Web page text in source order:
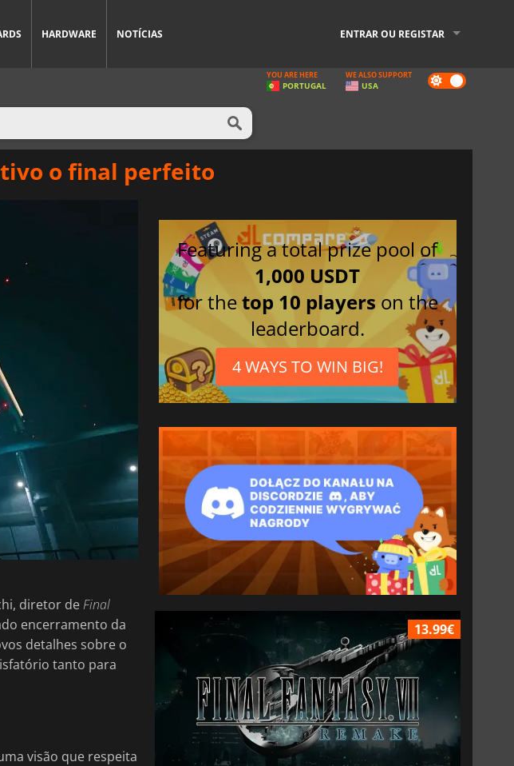
HARDWARE NOTÍCIAS ENTRAR OU REGISTAR
Dark
mode
YOU ARE HERE
PORTUGAL
WE ALSO SUPPORT
USA
o final perfeito
diretor deFinal
encerramento da
detalhes sobre o
tanto para
visão que respeita
Featuring a total prize pool of
1,000 USDT
for thetop 10 players on the
leaderboard.
4 WAYS TO WIN BIG!
13.99€